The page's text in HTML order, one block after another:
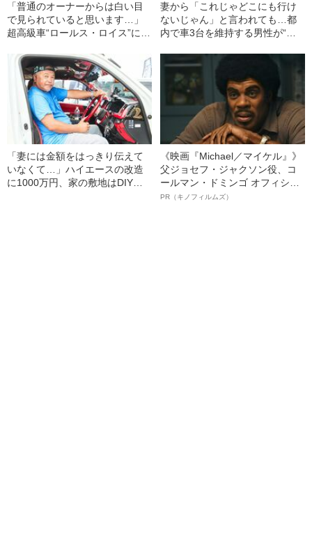
「普通のオーナーからは白い目
で見られていると思います…」
超高級車“ロールス・ロイス”に一
だ“謎のクルマ”の正体は？
妻から「これじゃどこにも行け
ないじゃん」と言われても…都
内で車3台を維持する男性が“プ
スタムする“驚きのきっかけ”
「妻には金額をはっきり伝えて
いなくて…」ハイエースの改造
に1000万円、家の敷地はDIYの
《映画『Michael／マイケル』》
父ジョセフ・ジャクソン役、コ
ールマン・ドミンゴ オフィシャ
ルインタビュー“観客を魅了した
PR（キノフィルムズ）